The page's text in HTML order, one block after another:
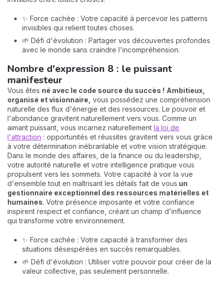
✨ Force cachée : Votre capacité à percevoir les patterns
invisibles qui relient toutes choses.
🌱 Défi d'évolution : Partager vos découvertes profondes
avec le monde sans craindre l'incompréhension.
Nombre d'expression 8 : le puissant
manifesteur
Vous êtes né avec le code source du succès ! Ambitieux,
organisé et visionnaire, vous possédez une compréhension
naturelle des flux d'énergie et des ressources. Le pouvoir et
l'abondance gravitent naturellement vers vous. Comme un
aimant puissant, vous incarnez naturellement la loi de
l'attraction : opportunités et réussites gravitent vers vous grâce
à votre détermination inébranlable et votre vision stratégique.
Dans le monde des affaires, de la finance ou du leadership,
votre autorité naturelle et votre intelligence pratique vous
propulsent vers les sommets. Votre capacité à voir la vue
d'ensemble tout en maîtrisant les détails fait de vous un
gestionnaire exceptionnel des ressources matérielles et
humaines. Votre présence imposante et votre confiance
inspirent respect et confiance, créant un champ d'influence
qui transforme votre environnement.
✨ Force cachée : Votre capacité à transformer des
situations désespérées en succès remarquables.
🌱 Défi d'évolution : Utiliser votre pouvoir pour créer de la
valeur collective, pas seulement personnelle.